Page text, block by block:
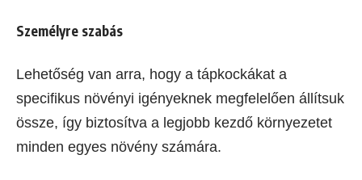
Személyre szabás
Lehetőség van arra, hogy a tápkockákat a
specifikus növényi igényeknek megfelelően állítsuk
össze, így biztosítva a legjobb kezdő környezetet
minden egyes növény számára.